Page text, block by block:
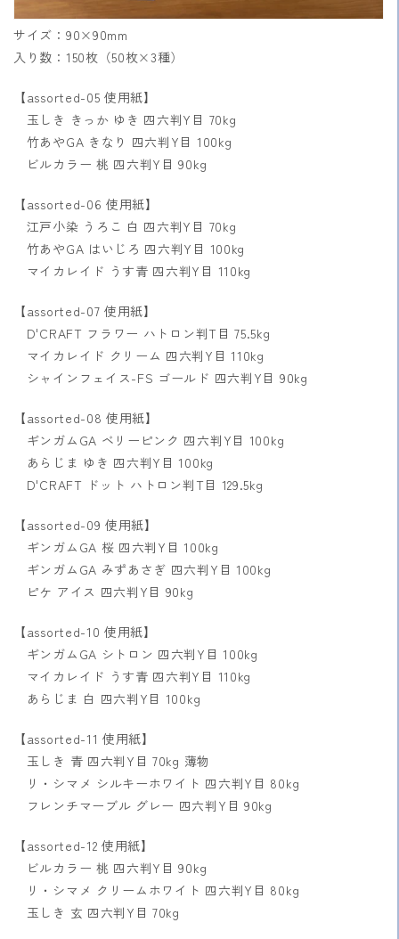
サイズ：90×90mm
入り数：150枚（50枚×3種）
【assorted-05 使用紙】
玉しき きっか ゆき 四六判Y目 70kg
竹あやGA きなり 四六判Y目 100kg
ビルカラー 桃 四六判Y目 90kg
【assorted-06 使用紙】
江戸小染 うろこ 白 四六判Y目 70kg
竹あやGA はいじろ 四六判Y目 100kg
マイカレイド うす青 四六判Y目 110kg
【assorted-07 使用紙】
D'CRAFT フラワー ハトロン判T目 75.5kg
マイカレイド クリーム 四六判Y目 110kg
シャインフェイス-FS ゴールド 四六判Y目 90kg
【assorted-08 使用紙】
ギンガムGA ベリーピンク 四六判Y目 100kg
あらじま ゆき 四六判Y目 100kg
D'CRAFT ドット ハトロン判T目 129.5kg
【assorted-09 使用紙】
ギンガムGA 桜 四六判Y目 100kg
ギンガムGA みずあさぎ 四六判Y目 100kg
ピケ アイス 四六判Y目 90kg
【assorted-10 使用紙】
ギンガムGA シトロン 四六判Y目 100kg
マイカレイド うす青 四六判Y目 110kg
あらじま 白 四六判Y目 100kg
【assorted-11 使用紙】
玉しき 青 四六判Y目 70kg 薄物
リ・シマメ シルキーホワイト 四六判Y目 80kg
フレンチマーブル グレー 四六判Y目 90kg
【assorted-12 使用紙】
ビルカラー 桃 四六判Y目 90kg
リ・シマメ クリームホワイト 四六判Y目 80kg
玉しき 玄 四六判Y目 70kg